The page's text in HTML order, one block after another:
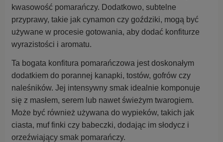
kwasowość pomarańczy. Dodatkowo, subtelne
przyprawy, takie jak cynamon czy goździki, mogą być
używane w procesie gotowania, aby dodać konfiturze
wyrazistości i aromatu.
Ta bogata konfitura pomarańczowa jest doskonałym
dodatkiem do porannej kanapki, tostów, gofrów czy
naleśników. Jej intensywny smak idealnie komponuje
się z masłem, serem lub nawet świeżym twarogiem.
Może być również używana do wypieków, takich jak
ciasta, muf finki czy babeczki, dodając im słodycz i
orzeźwiający smak pomarańczy.